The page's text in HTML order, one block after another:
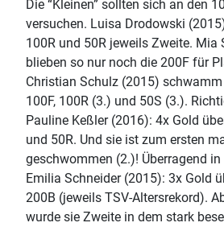
Die “Kleinen” sollten sich an den
versuchen. Luisa Drodowski
100R und 50R jeweils Zweite.
blieben so nur noch die 200F für
Christian Schulz (2015)
100F, 100R (3.) und 50S (3.).
Pauline Keßler (2016): 4x Gold
und 50R. Und sie ist zum ersten
geschwommen (2.)! Überragend
Emilia Schneider (2015): 3x Gold
200B (jeweils TSV-Altersrekord).
wurde sie Zweite in dem stark